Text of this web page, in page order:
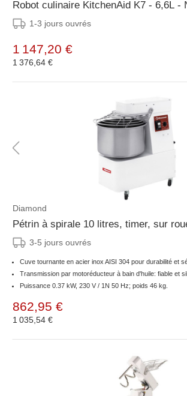
Robot culinaire KitchenAid K7 - 6,6L -
1-3 jours ouvrés
1 147,20 €
1 376,64 €
Diamond
Pétrin à spirale 10 litres, timer, sur
3-5 jours ouvrés
Cuve tournante en acier inox AISI 304 pour durabilité et
Transmission par motoréducteur à bain d'huile: fiable et
Puissance 0.37 kW, 230 V / 1N 50 Hz; poids 46 kg.
862,95 €
1 035,54 €